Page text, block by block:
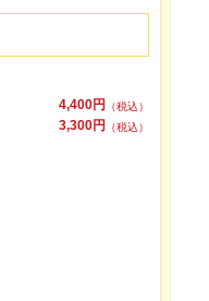
4,400円
（税込）
3,300円
（税込）